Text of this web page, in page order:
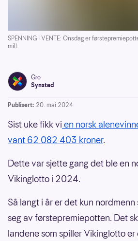
SPENNING I VENTE: Onsdag er
mill.
Gro
Synstad
Publisert: 20. mai 2024
Sist uke fikk vi en norsk
vant 62 082 403 kroner.
Dette var sjette gang det ble en
Vikinglotto i 2024.
Så langt i år er det kun
seg av førstepremiepotten. Det
landene som spiller Vikinglotto er